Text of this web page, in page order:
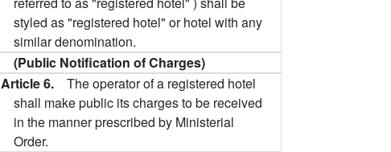
styled as "registered hotel" or hotel with any
similar denomination.
(Public Notification of Charges)
Article 6. The operator of a registered hotel
shall make public its charges to be received
in the manner prescribed by Ministerial
Order.